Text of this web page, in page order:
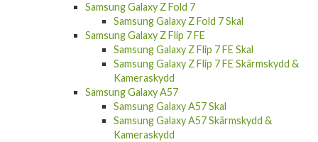
Samsung Galaxy Z Fold 7
Samsung Galaxy Z Fold 7 Skal
Samsung Galaxy Z Flip 7 FE
Samsung Galaxy Z Flip 7 FE Skal
Samsung Galaxy Z Flip 7 FE Skärmskydd &
Kameraskydd
Samsung Galaxy A57
Samsung Galaxy A57 Skal
Samsung Galaxy A57 Skärmskydd &
Kameraskydd